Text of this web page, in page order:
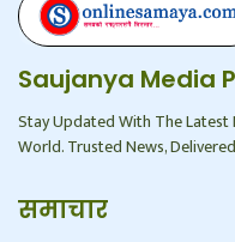
Saujanya Media
Stay Updated With The
World. Trusted News,
समाचार